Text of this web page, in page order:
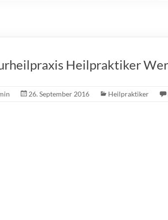
Heilpraktiker
26. September 2016 Heilpraktiker